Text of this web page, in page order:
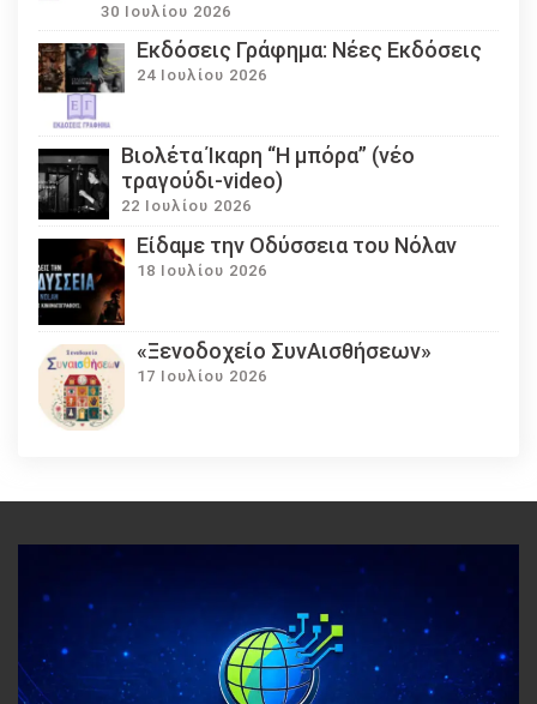
30 Ιουλίου 2026
Εκδόσεις Γράφημα: Νέες Εκδόσεις
24 Ιουλίου 2026
Βιολέτα Ίκαρη “Η μπόρα” (νέο
τραγούδι-video)
22 Ιουλίου 2026
Eίδαμε την Οδύσσεια του Νόλαν
18 Ιουλίου 2026
«Ξενοδοχείο ΣυνΑισθήσεων»
17 Ιουλίου 2026